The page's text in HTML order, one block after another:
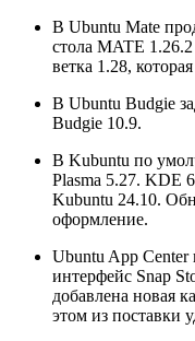
В Ubuntu Mate
стола MATE
ветка 1.28,
В Ubuntu Budgie
Budgie 10.9.
В Kubuntu по
Plasma 5.27. KDE
Kubuntu 24.10.
оформление.
Ubuntu App Center
интерфейс Snap
добавлена новая
этом из поставки